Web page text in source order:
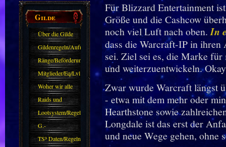
Gilde
Über die Gilde
(DAW)
Gildenregeln/Aufnahme
Ränge/Beförderungen
Mitglieder/Eq/Lvl
Woher wir alle
kommen.
Raids und
Zubehör
Lootsystem/Regeln
G.-
Sparkasse/Goldleihen
TS³ Daten/Regeln
Für Blizzard Entertainment
Größe und die Cashcow
noch viel Luft nach oben.In
dass die Warcraft-IP in ihren
sei. Ziel sei es, die Marke
und weiterzuentwickeln.
Zwar wurde Warcraft längst
- etwa mit dem mehr oder
Hearthstone sowie
Longdale ist das erst der
und neue Wege gehen, ohne